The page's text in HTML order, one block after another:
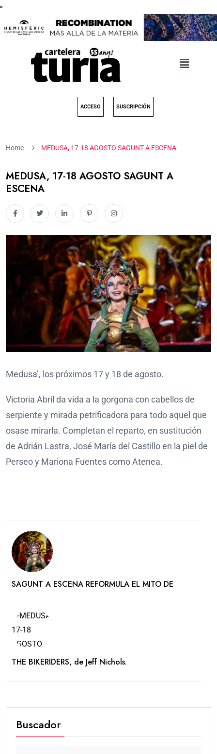
ACCESO SUSCRIPCIÓN
Home MEDUSA, 17-18 AGOSTO SAGUNT A ESCENA
MEDUSA, 17-18 AGOSTO SAGUNT A
ESCENA
Medusa’, los próximos 17 y 18 de agosto.
Victoria Abril da vida a la gorgona con cabellos de
serpiente y mirada petrificadora para todo aquel que
osase mirarla. Completan el reparto, en sustitución
de Adrián Lastra, José María del Castillo en la piel de
Perseo y Mariona Fuentes como Atenea.
SAGUNT A ESCENA REFORMULA EL MITO DE
THE BIKERIDERS, de Jeff Nichols.
Buscador